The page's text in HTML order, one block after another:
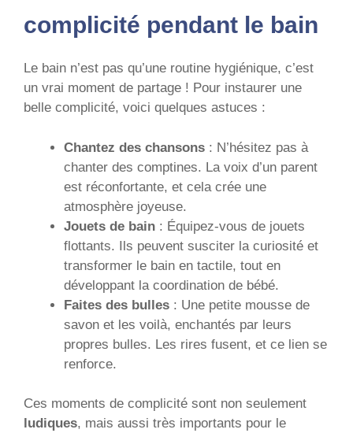
complicité pendant le bain
Le bain n’est pas qu’une routine hygiénique, c’est
un vrai moment de partage ! Pour instaurer une
belle complicité, voici quelques astuces :
Chantez des chansons : N’hésitez pas à
chanter des comptines. La voix d’un parent
est réconfortante, et cela crée une
atmosphère joyeuse.
Jouets de bain : Équipez-vous de jouets
flottants. Ils peuvent susciter la curiosité et
transformer le bain en tactile, tout en
développant la coordination de bébé.
Faites des bulles : Une petite mousse de
savon et les voilà, enchantés par leurs
propres bulles. Les rires fusent, et ce lien se
renforce.
Ces moments de complicité sont non seulement
ludiques, mais aussi très importants pour le